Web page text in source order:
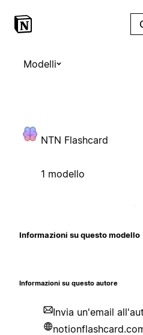
Modelli
NTN Flashcard
1 modello
Informazioni su questo modello
Informazioni su questo autore
Invia un'email